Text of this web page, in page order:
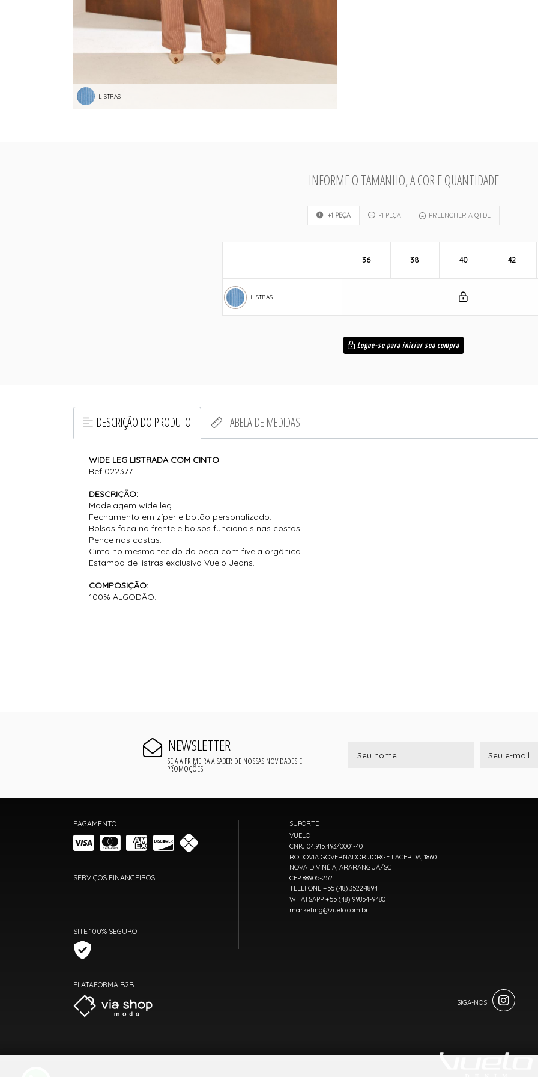
LISTRAS
INFORME O TAMANHO, A COR E QUANTIDADE
+1 PEÇA -1 PEÇA PREENCHER A QTDE
LISTRAS
36 38 40 42
Logue-se para iniciar sua compra
DESCRIÇÃO DO PRODUTO TABELA DE MEDIDAS
WIDE LEG LISTRADA COM CINTO
Ref 022377
DESCRIÇÃO:
Modelagem wide leg.
Fechamento em zíper e botão personalizado.
Bolsos faca na frente e bolsos funcionais nas costas.
Pence nas costas.
Cinto no mesmo tecido da peça com fivela orgânica.
Estampa de listras exclusiva Vuelo Jeans.
COMPOSIÇÃO:
100% ALGODÃO.
NEWSLETTER
SEJA A PRIMEIRA A SABER DE NOSSAS NOVIDADES E
PROMOÇÕES!
PAGAMENTO
SERVIÇOS FINANCEIROS
SITE 100% SEGURO
PLATAFORMA B2B
SUPORTE
VUELO
CNPJ 04.915.493/0001-40
RODOVIA GOVERNADOR JORGE LACERDA, 1860
NOVA DIVINÉIA, ARARANGUÁ/SC
CEP 88905-252
TELEFONE +55 (48) 3522-1894
WHATSAPP +55 (48) 99854-9480
marketing@vuelo.com.br